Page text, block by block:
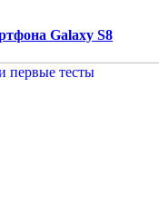
Galaxy S8